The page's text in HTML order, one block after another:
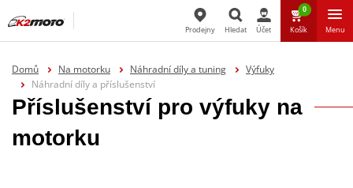
Prodejny Hledat Účet
0
Košík Menu
Domů Na motorku Náhradní díly a tuning
Výfuky
Náhradní díly a příslušenství
Příslušenství pro výfuky na
motorku